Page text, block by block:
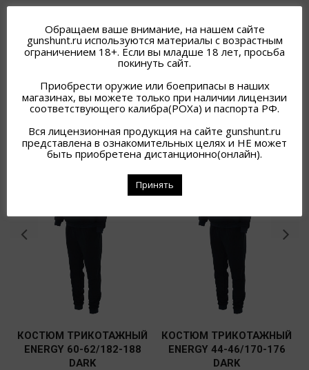
ПОХОЖИЕ ТОВАРЫ
КОСТЮМ ТРИКОТАЖНЫЙ
ENERGY 60-62/182-188
DARK
КОСТЮМ ТРИКОТАЖНЫЙ
ENERGY 44-46/170-176
DARK
Обращаем ваше внимание, на нашем сайте
gunshunt.ru используются материалы с возрастным
ограничением 18+. Если вы младше 18 лет, просьба
покинуть сайт.
Приобрести оружие или боеприпасы в наших
магазинах, вы можете только при наличии лицензии
соответствующего калибра(РОХа) и паспорта РФ.
Вся лицензионная продукция на сайте gunshunt.ru
представлена в ознакомительных целях и НЕ может
быть приобретена дистанционно(онлайн).
Принять